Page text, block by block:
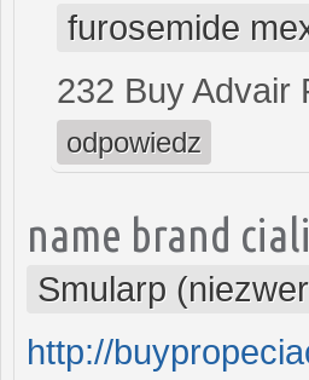
furosemide
232 Buy Advair
odpowiedz
name brand
Smularp
http://